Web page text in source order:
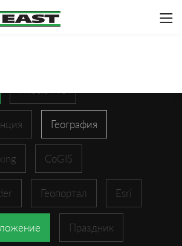
География
CoGIS
Геопортал Esri
Праздник